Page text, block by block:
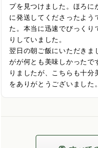
プを見つけました。ほろに
に発送してくださったよう
た。本当に迅速でびっくり
りしていました。
翌日の朝ご飯にいただきま
がが何とも美味しかったで
りましたが、こちらも十
をありがとうございました。